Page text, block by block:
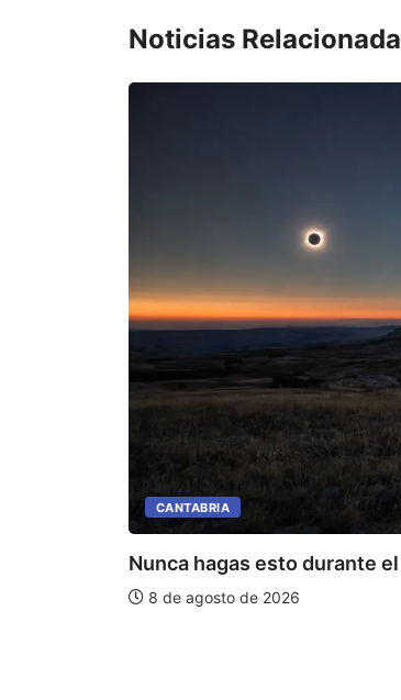
Noticias
CANTABRIA
Nunca hagas esto durante
8 de agosto de 2026